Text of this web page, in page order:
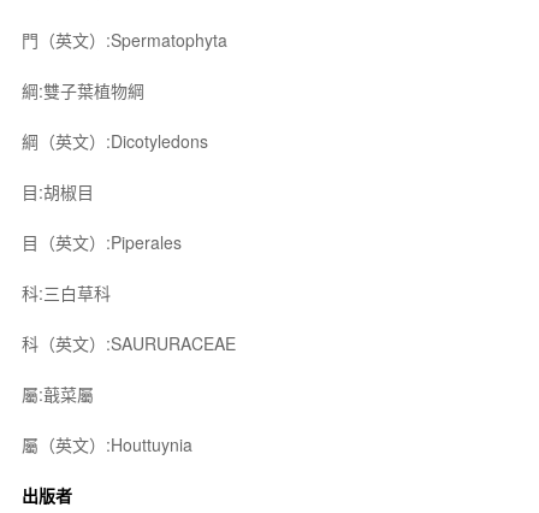
門（英文）:Spermatophyta
綱:雙子葉植物綱
綱（英文）:Dicotyledons
目:胡椒目
目（英文）:Piperales
科:三白草科
科（英文）:SAURURACEAE
屬:蕺菜屬
屬（英文）:Houttuynia
出版者